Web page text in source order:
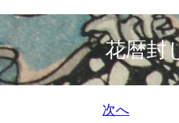
花暦
次へ